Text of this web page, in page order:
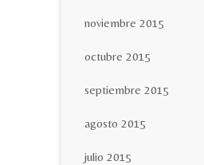
noviembre 2015
octubre 2015
septiembre 2015
agosto 2015
julio 2015